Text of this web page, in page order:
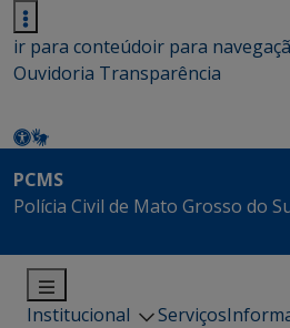
ir para conteúdoir para
Ouvidoria Transparência
PCMS
Polícia Civil de Mato Grosso do
Institucional Serviços